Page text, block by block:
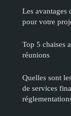
Les avantages
pour votre
Top 5 chaises
réunions
Quelles sont
de services